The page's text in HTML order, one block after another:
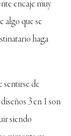
encaje muy
algo que se
haga
sentirse de
3 en 1 son
siendo